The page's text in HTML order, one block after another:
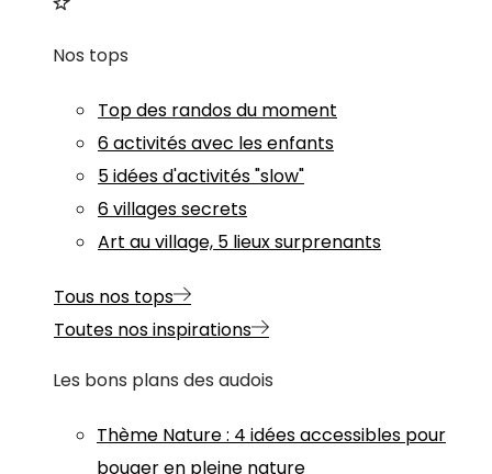
Nos tops
Top des randos du moment
6 activités avec les enfants
5 idées d'activités "slow"
6 villages secrets
Art au village, 5 lieux surprenants
Tous nos tops
Toutes nos inspirations
Les bons plans des audois
Thème Nature: 4 idées accessibles pour
bouger en pleine nature